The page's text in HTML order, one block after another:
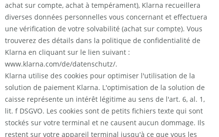
achat sur compte, achat à tempérament), Klarna recueillera
diverses données personnelles vous concernant et effectuera
une vérification de votre solvabilité (achat sur compte). Vous
trouverez des détails dans la politique de confidentialité de
Klarna en cliquant sur le lien suivant :
www.klarna.com/de/datenschutz/.
Klarna utilise des cookies pour optimiser l'utilisation de la
solution de paiement Klarna. L'optimisation de la solution de
caisse représente un intérêt légitime au sens de l'art. 6, al. 1,
lit. f DSGVO. Les cookies sont de petits fichiers texte qui sont
stockés sur votre terminal et ne causent aucun dommage. Ils
restent sur votre appareil terminal jusqu'à ce que vous les